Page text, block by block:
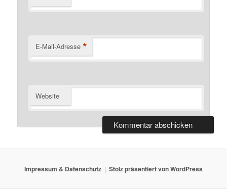
E-Mail-Adresse *
Website
Impressum & Datenschutz Stolz präsentiert von WordPress